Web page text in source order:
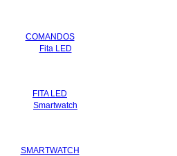
COMANDOS
FITA LED
SMARTWATCH